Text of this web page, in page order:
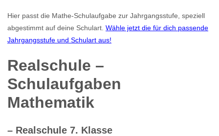
Hier passt die Mathe-Schulaufgabe zur Jahrgangsstufe, speziell
abgestimmt auf deine Schulart. Wähle jetzt die für dich passende
Jahrgangsstufe und Schulart aus!
Realschule –
Schulaufgaben
Mathematik
– Realschule 7. Klasse